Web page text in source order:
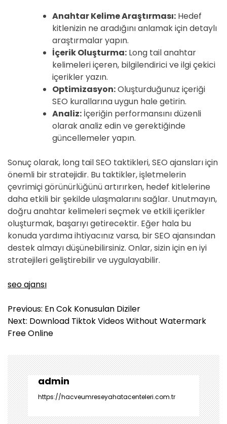
Anahtar Kelime Araştırması: Hedef
kitlenizin ne aradığını anlamak için detaylı
araştırmalar yapın.
İçerik Oluşturma: Long tail anahtar
kelimeleri içeren, bilgilendirici ve ilgi çekici
içerikler yazın.
Optimizasyon:Oluşturduğunuz içeriği
SEO kurallarına uygun hale getirin.
Analiz: İçeriğin performansını düzenli
olarak analiz edin ve gerektiğinde
güncellemeler yapın.
Sonuç olarak, long tail SEO taktikleri, SEO ajansları için
önemli bir stratejidir. Bu taktikler, işletmelerin
çevrimiçi görünürlüğünü artırırken, hedef kitlelerine
daha etkili bir şekilde ulaşmalarını sağlar. Unutmayın,
doğru anahtar kelimeleri seçmek ve etkili içerikler
oluşturmak, başarıyı getirecektir. Eğer hala bu
konuda yardıma ihtiyacınız varsa, bir SEO ajansından
destek almayı düşünebilirsiniz. Onlar, sizin için en iyi
stratejileri geliştirebilir ve uygulayabilir.
seo ajansı
Y
a
z
g
e
z
i
n
m
Previous: En Cok Konusulan Diziler
Next: Download Tiktok Videos Without Watermark
Free Online
admin
https://hacveumreseyahatacenteleri.com.tr